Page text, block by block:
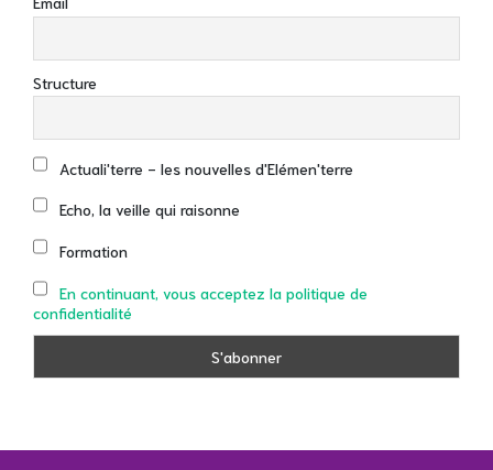
Structure
Actuali'terre - les nouvelles d'Elémen'terre
Echo, la veille qui raisonne
Formation
En continuant, vous acceptez la politique de
confidentialité